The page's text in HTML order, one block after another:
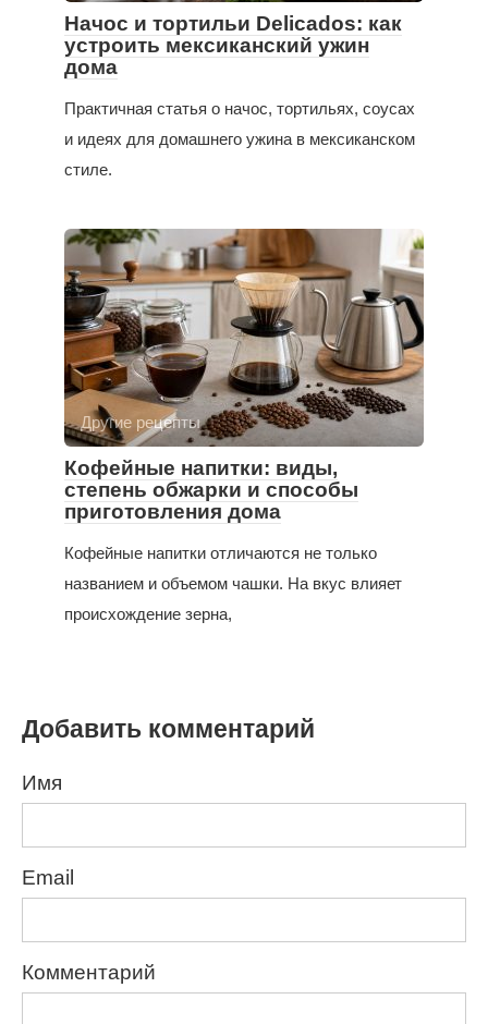
Начос и тортильи Delicados: как
устроить мексиканский ужин
дома
Практичная статья о начос, тортильях, соусах
и идеях для домашнего ужина в мексиканском
стиле.
Другие рецепты
Кофейные напитки: виды,
степень обжарки и способы
приготовления дома
Кофейные напитки отличаются не только
названием и объемом чашки. На вкус влияет
происхождение зерна,
Добавить комментарий
Имя
Email
Комментарий